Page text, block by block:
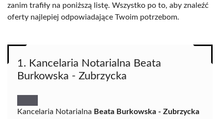
zanim trafiły na poniższą listę. Wszystko po to, aby znaleźć
oferty najlepiej odpowiadające Twoim potrzebom.
1. Kancelaria Notarialna Beata
Burkowska - Zubrzycka
Kancelaria Notarialna Beata Burkowska - Zubrzycka